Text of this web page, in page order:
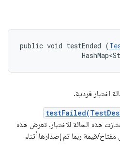
public void testEnded (
اختبار فردية.
هذه الحالة الاختبار. تعرض هذه
قيمة ربما تم إصدارها أثناء